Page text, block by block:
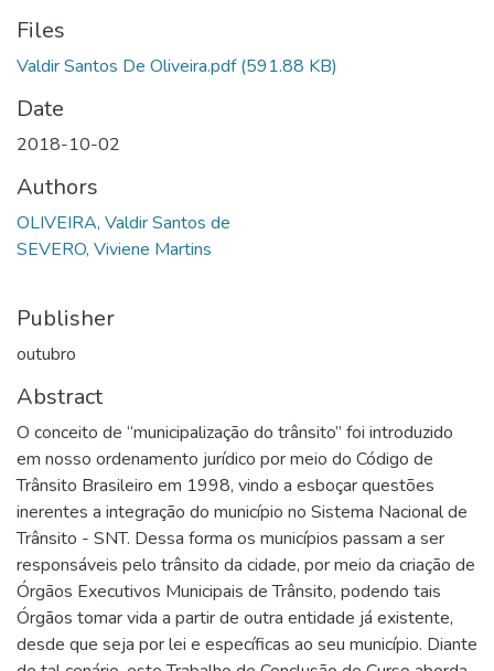
Files
Valdir Santos De Oliveira.pdf(591.88 KB)
Date
2018-10-02
Authors
OLIVEIRA, Valdir Santos de
SEVERO, Viviene Martins
Publisher
outubro
Abstract
O conceito de “municipalização do trânsito” foi introduzido
em nosso ordenamento jurídico por meio do Código de
Trânsito Brasileiro em 1998, vindo a esboçar questões
inerentes a integração do município no Sistema Nacional de
Trânsito - SNT. Dessa forma os municípios passam a ser
responsáveis pelo trânsito da cidade, por meio da criação de
Órgãos Executivos Municipais de Trânsito, podendo tais
Órgãos tomar vida a partir de outra entidade já existente,
desde que seja por lei e específicas ao seu município. Diante